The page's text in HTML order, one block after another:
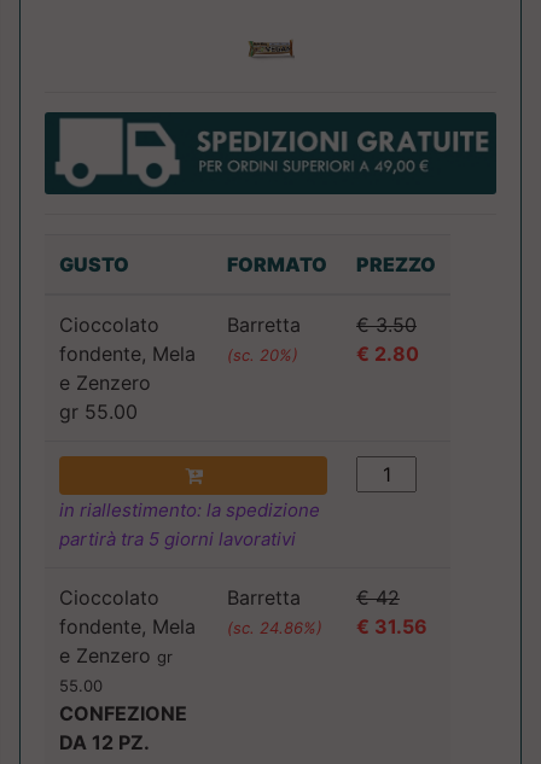
GUSTO FORMATO PREZZO
Cioccolato
fondente, Mela
e Zenzero
gr 55.00
Barretta
(sc. 20%)
€ 3.50
€ 2.80
in riallestimento: la spedizione
partirà tra 5 giorni lavorativi
Cioccolato
fondente, Mela
e Zenzero gr
55.00
CONFEZIONE
DA 12 PZ.
Barretta
(sc. 24.86%)
€ 42
€ 31.56